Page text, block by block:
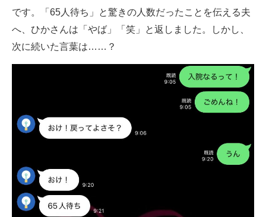
です。「65人待ち」と驚きの人数だったことを伝える夫
へ、ひかさんは「やば」「笑」と返しました。しかし、
次に続いた言葉は……？